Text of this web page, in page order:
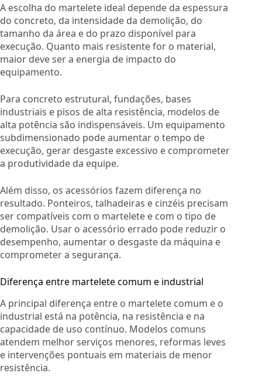
A escolha do martelete ideal depende da espessura
do concreto, da intensidade da demolição, do
tamanho da área e do prazo disponível para
execução. Quanto mais resistente for o material,
maior deve ser a energia de impacto do
equipamento.
Para concreto estrutural, fundações, bases
industriais e pisos de alta resistência, modelos de
alta potência são indispensáveis. Um equipamento
subdimensionado pode aumentar o tempo de
execução, gerar desgaste excessivo e comprometer
a produtividade da equipe.
Além disso, os acessórios fazem diferença no
resultado. Ponteiros, talhadeiras e cinzéis precisam
ser compatíveis com o martelete e com o tipo de
demolição. Usar o acessório errado pode reduzir o
desempenho, aumentar o desgaste da máquina e
comprometer a segurança.
Diferença entre martelete comum e industrial
A principal diferença entre o martelete comum e o
industrial está na potência, na resistência e na
capacidade de uso contínuo. Modelos comuns
atendem melhor serviços menores, reformas leves
e intervenções pontuais em materiais de menor
resistência.